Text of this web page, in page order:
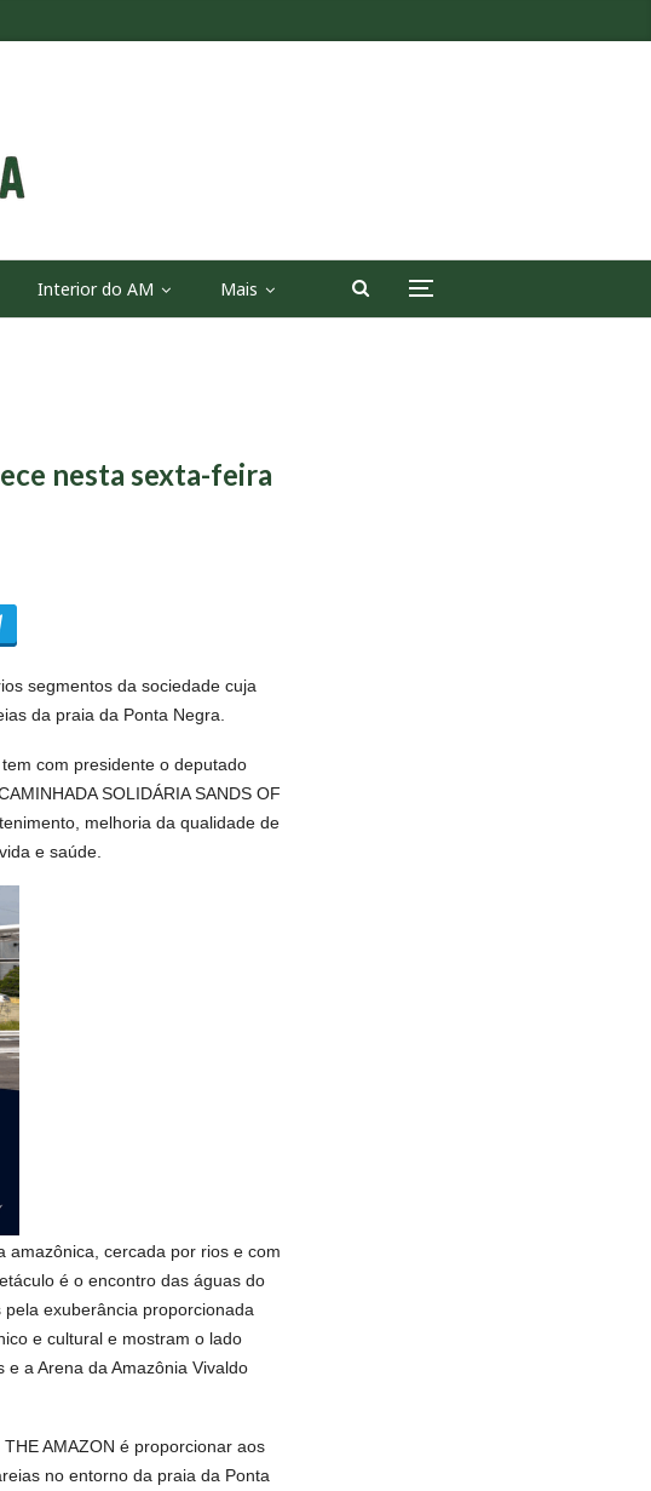
Interior do AM Mais
nesta sexta-feira
segmentos da sociedade cuja
da praia da Ponta Negra.
com presidente o deputado
SOLIDÁRIA SANDS OF
melhoria da qualidade de
e saúde.
amazônica, cercada por rios e com
é o encontro das águas do
exuberância proporcionada
e cultural e mostram o lado
a Arena da Amazônia Vivaldo
AMAZON é proporcionar aos
no entorno da praia da Ponta